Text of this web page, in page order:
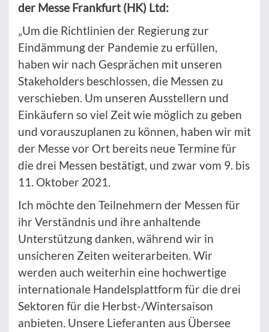
der Messe Frankfurt (HK) Ltd:
„Um die Richtlinien der Regierung zur
Eindämmung der Pandemie zu erfüllen,
haben wir nach Gesprächen mit unseren
Stakeholders beschlossen, die Messen zu
verschieben. Um unseren Ausstellern und
Einkäufern so viel Zeit wie möglich zu geben
und vorauszuplanen zu können, haben wir mit
der Messe vor Ort bereits neue Termine für
die drei Messen bestätigt, und zwar vom 9. bis
11. Oktober 2021.
Ich möchte den Teilnehmern der Messen für
ihr Verständnis und ihre anhaltende
Unterstützung danken, während wir in
unsicheren Zeiten weiterarbeiten. Wir
werden auch weiterhin eine hochwertige
internationale Handelsplattform für die drei
Sektoren für die Herbst-/Wintersaison
anbieten. Unsere Lieferanten aus Übersee